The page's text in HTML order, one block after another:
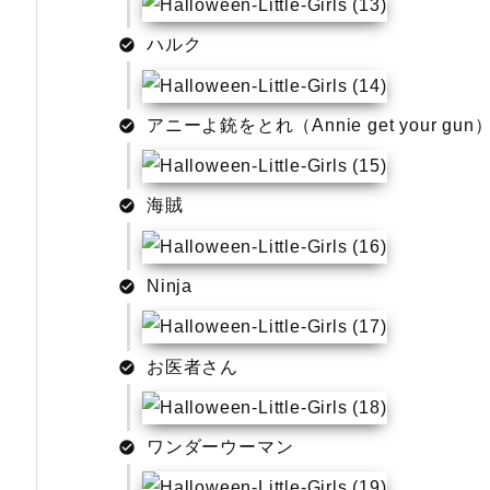
ハルク
アニーよ銃をとれ（Annie get your gun
海賊
Ninja
お医者さん
ワンダーウーマン